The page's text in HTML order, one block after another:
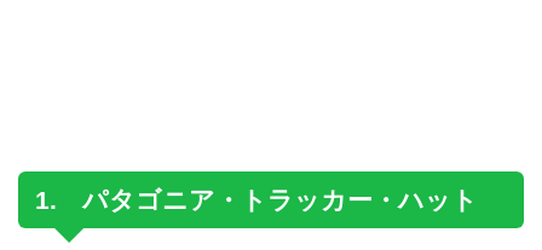
1. パタゴニア・トラッカー・ハット